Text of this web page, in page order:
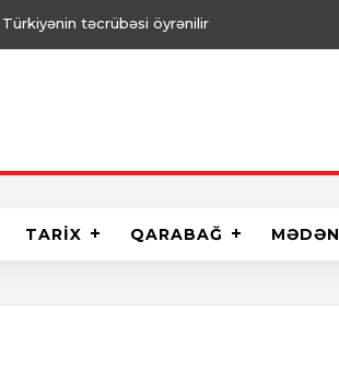
təcrübəsi öyrənilir
TARİX QARABAĞ